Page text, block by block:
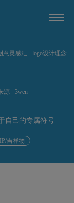
意灵感汇
logo设计理念
源 3wen
自己的专属符号
吉祥物